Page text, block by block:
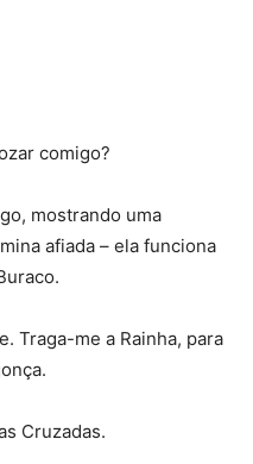
comigo?
mostrando uma
afiada – ela funciona
Traga-me a Rainha, para
Cruzadas.